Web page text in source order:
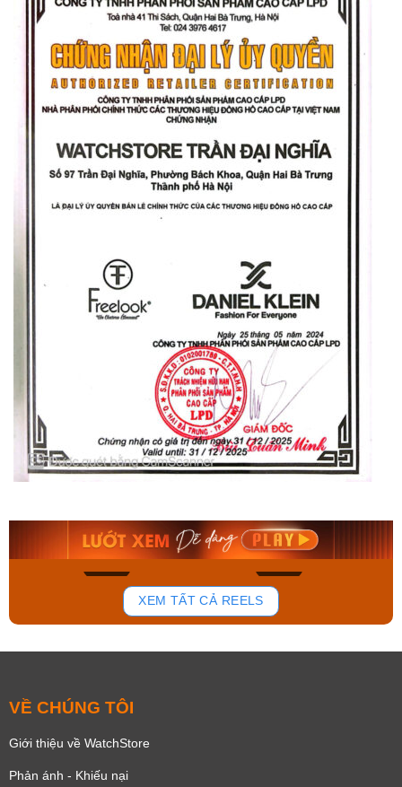
140
Orient Nam RA-
Mua ngay
Casio Nam MTS-
Mua ngay
XEM TẤT CẢ REELS
VỀ CHÚNG TÔI
Giới thiệu về WatchStore
Phản ánh - Khiếu nại